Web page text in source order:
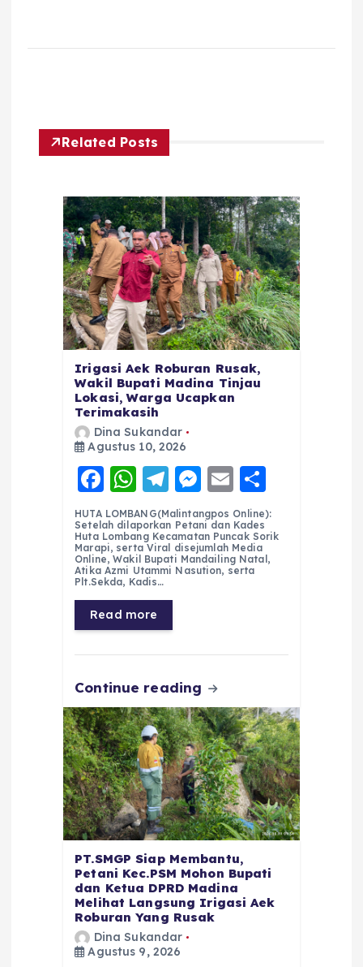
Related Posts
Irigasi Aek Roburan Rusak,
Wakil Bupati Madina Tinjau
Lokasi, Warga Ucapkan
Terimakasih
Dina Sukandar
Agustus 10, 2026
F
a
c
e
b
o
o
k
W
h
a
ts
A
p
p
T
el
e
g
r
a
m
M
e
ss
e
n
E
m
ai
l
h
a
re
HUTA LOMBANG(Malintangpos Online):
Setelah dilaporkan Petani dan Kades
Huta Lombang Kecamatan Puncak Sorik
Marapi, serta Viral disejumlah Media
Online, Wakil Bupati Mandailing Natal,
Atika Azmi Utammi Nasution, serta
Plt.Sekda, Kadis…
Read more
Continue reading
PT.SMGP Siap Membantu,
Petani Kec.PSM Mohon Bupati
dan Ketua DPRD Madina
Melihat Langsung Irigasi Aek
Roburan Yang Rusak
Dina Sukandar
Agustus 9, 2026